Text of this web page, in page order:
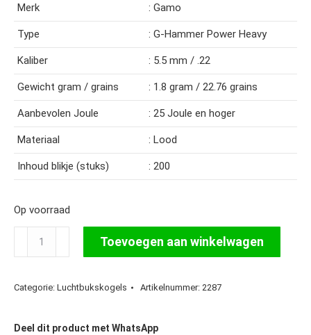
Merk : Gamo
Type : G-Hammer Power Heavy
Kaliber : 5.5 mm / .22
Gewicht gram / grains : 1.8 gram / 22.76 grains
Aanbevolen Joule : 25 Joule en hoger
Materiaal : Lood
Inhoud blikje (stuks) : 200
Op voorraad
G-
Power
5,5
Toevoegen aan winkelwagen
Categorie: Luchtbukskogels Artikelnummer: 2287
Deel dit product met WhatsApp